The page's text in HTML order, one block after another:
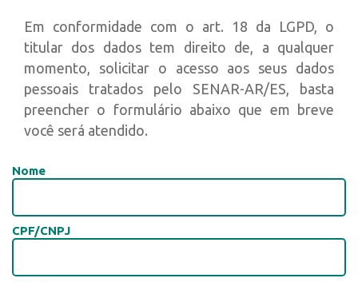
Em conformidade com o art. 18 da LGPD, o
titular dos dados tem direito de, a qualquer
momento, solicitar o acesso aos seus dados
pessoais tratados pelo SENAR-AR/ES, basta
preencher o formulário abaixo que em breve
você será atendido.
Nome
CPF/CNPJ